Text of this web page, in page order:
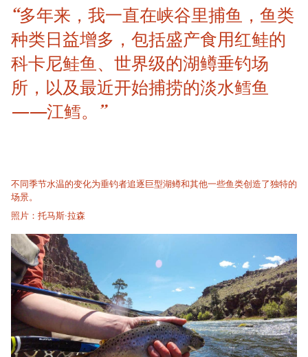
“多年来，我一直在峡谷里捕鱼，鱼类
种类日益增多，包括盛产食用红鲑的
科卡尼鲑鱼、世界级的湖鳟垂钓场
所，以及最近开始捕捞的淡水鳕鱼
——江鳕。”
不同季节水温的变化为垂钓者追逐巨型湖鳟和其他一些鱼类创造了独特的
场景。
照片：托马斯·拉森